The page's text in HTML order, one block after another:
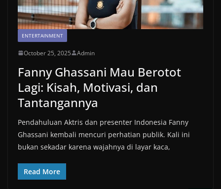
ENTERTAINMENT
October 25, 2025 Admin
Fanny Ghassani Mau Berotot
Lagi: Kisah, Motivasi, dan
Tantangannya
Pendahuluan Aktris dan presenter Indonesia Fanny
Ghassani kembali mencuri perhatian publik. Kali ini
bukan sekadar karena wajahnya di layar kaca,
Read More